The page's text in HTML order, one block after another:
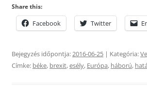
Share this:
Facebook Twitter
Bejegyzés időpontja:2016-06-25 | Kategória:
Címke: béke, brexit,esély, Európa, háború,